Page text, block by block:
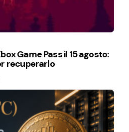
Game Pass il 15 agosto:
recuperarlo